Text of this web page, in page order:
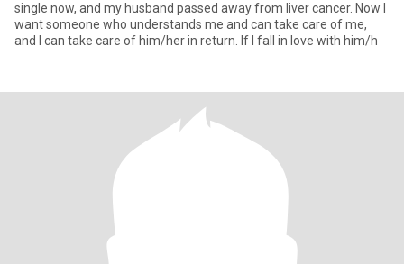
single now, and my husband passed away from liver cancer. Now I
want someone who understands me and can take care of me,
and I can take care of him/her in return. If I fall in love with him/h